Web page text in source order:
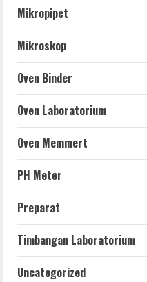
Mikropipet
Mikroskop
Oven Binder
Oven Laboratorium
Oven Memmert
PH Meter
Preparat
Timbangan Laboratorium
Uncategorized